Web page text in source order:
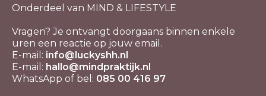
Onderdeel van MIND & LIFESTYLE
Vragen? Je ontvangt doorgaans binnen enkele
uren een reactie op jouw email.
E-mail: info@luckyshh.nl
E-mail: hallo@mindpraktijk.nl
WhatsApp of bel: 085 00 416 97